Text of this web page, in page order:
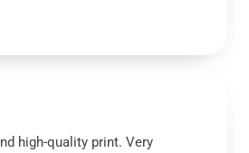
high-quality print. Very